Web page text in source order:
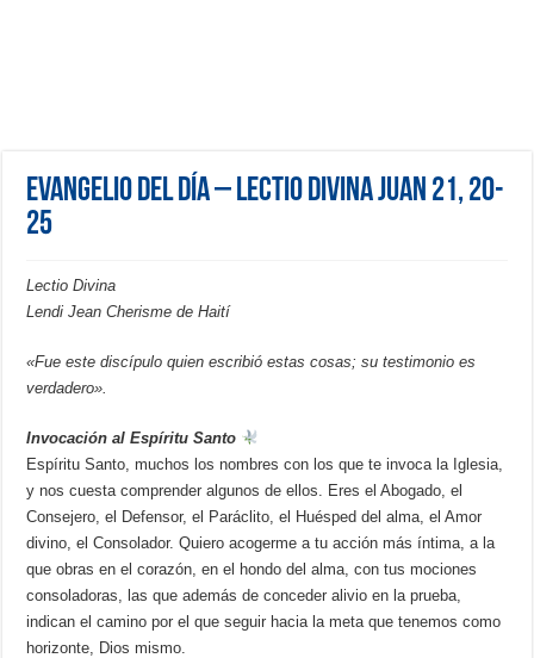
Evangelio del día – Lectio Divina Juan 21, 20-
25
Lectio Divina
Lendi Jean Cherisme de Haití
«Fue este discípulo quien escribió estas cosas; su testimonio es
verdadero».
Invocación al Espíritu Santo
Espíritu Santo, muchos los nombres con los que te invoca la Iglesia,
y nos cuesta comprender algunos de ellos. Eres el Abogado, el
Consejero, el Defensor, el Paráclito, el Huésped del alma, el Amor
divino, el Consolador. Quiero acogerme a tu acción más íntima, a la
que obras en el corazón, en el hondo del alma, con tus mociones
consoladoras, las que además de conceder alivio en la prueba,
indican el camino por el que seguir hacia la meta que tenemos como
horizonte, Dios mismo.